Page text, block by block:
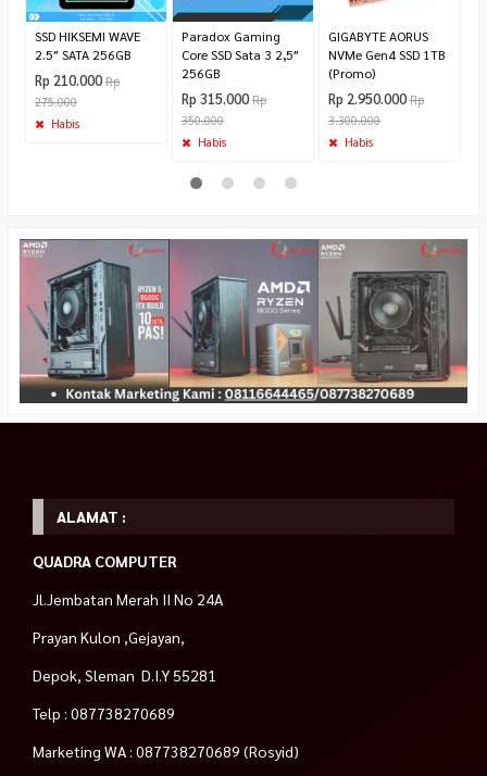
SSD HIKSEMI WAVE
2.5″ SATA 256GB
Rp 210.000 Rp
275.000
Habis
Paradox Gaming
Core SSD Sata 3 2,5″
256GB
Rp 315.000 Rp
350.000
Habis
GIGABYTE AORUS
NVMe Gen4 SSD 1TB
(Promo)
Rp 2.950.000 Rp
3.300.000
Habis
ALAMAT :
QUADRA COMPUTER
Jl.Jembatan Merah II No 24A
Prayan Kulon ,Gejayan,
Depok, Sleman D.I.Y 55281
Telp : 087738270689
Marketing WA : 087738270689 (Rosyid)